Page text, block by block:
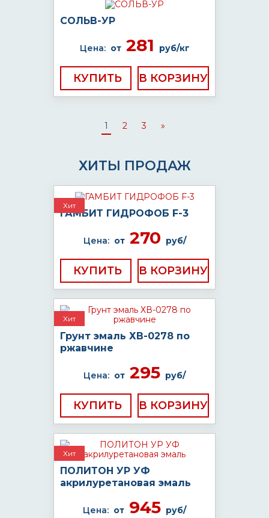
СОЛЬВ-УР
Цена: от281 руб/кг
КУПИТЬ
1 2 3 »
ХИТЫ ПРОДАЖ
Хит
ГАМБИТ ГИДРОФОБ F-3
Цена: от270 руб/
КУПИТЬ
Хит
Грунт эмаль ХВ-0278 по
ржавчине
Цена: от 295 руб/
КУПИТЬ
Хит
ПОЛИТОН УР УФ
акрилуретановая эмаль
Цена: от 945 руб/